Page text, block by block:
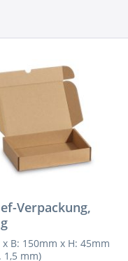
Verpackung,
B: 150mm x H: 45mm
1,5 mm)